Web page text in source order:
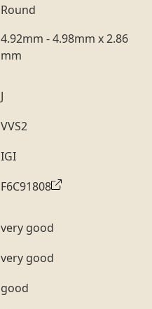
Round
4.92mm - 4.98mm x 2.86
mm
J
VVS2
IGI
F6C91808
very good
very good
good